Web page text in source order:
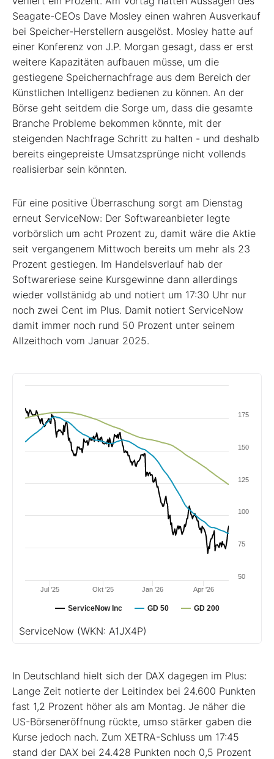
Seagate-CEOs Dave Mosley einen wahren Ausverkauf
bei Speicher-Herstellern ausgelöst. Mosley hatte auf
einer Konferenz von J.P. Morgan gesagt, dass er erst
weitere Kapazitäten aufbauen müsse, um die
gestiegene Speichernachfrage aus dem Bereich der
Künstlichen Intelligenz bedienen zu können. An der
Börse geht seitdem die Sorge um, dass die gesamte
Branche Probleme bekommen könnte, mit der
steigenden Nachfrage Schritt zu halten - und deshalb
bereits eingepreiste Umsatzsprünge nicht vollends
realisierbar sein könnten.
Für eine positive Überraschung sorgt am Dienstag
erneut ServiceNow: Der Softwareanbieter legte
vorbörslich um acht Prozent zu, damit wäre die Aktie
seit vergangenem Mittwoch bereits um mehr als 23
Prozent gestiegen. Im Handelsverlauf hab der
Softwareriese seine Kursgewinne dann allerdings
wieder vollstänidg ab und notiert um 17:30 Uhr nur
noch zwei Cent im Plus. Damit notiert ServiceNow
damit immer noch rund 50 Prozent unter seinem
Allzeithoch vom Januar 2025.
ServiceNow Inc GD 50 GD 200
Jul '25 Jan '26
Okt '25 Apr '26
50
75
100
125
150
175
ServiceNow (WKN: A1JX4P)
In Deutschland hielt sich der DAX dagegen im Plus:
Lange Zeit notierte der Leitindex bei 24.600 Punkten
fast 1,2 Prozent höher als am Montag. Je näher die
US-Börseneröffnung rückte, umso stärker gaben die
Kurse jedoch nach. Zum XETRA-Schluss um 17:45
stand der DAX bei 24.428 Punkten noch 0,5 Prozent